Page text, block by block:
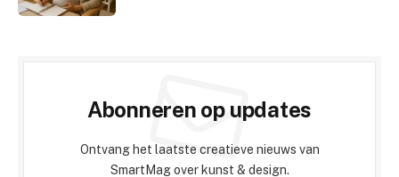
Abonneren op updates
Ontvang het laatste creatieve nieuws van
SmartMag over kunst & design.